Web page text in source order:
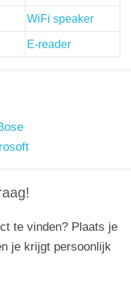
WiFi speaker
E-reader
te vinden? Plaats je
je krijgt persoonlijk